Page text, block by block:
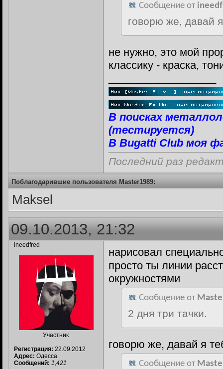
Сообщение от
говорю же, давай
не нужно, это мой
классику - краска,
В поисках
(тестируется)
В Bugatti Club моя
Последний раз
Поблагодарившие пользователя Master1989:
Maksel
09.10.2013, 21:32
ineedfred
Участник
Регистрация: 22.09.2012
Адрес: Одесса
Сообщений: 1,421
нарисовал
просто ты линии
окружностями
Сообщение от
2 дня три тачки.
говорю же, давай я
Сообщение от